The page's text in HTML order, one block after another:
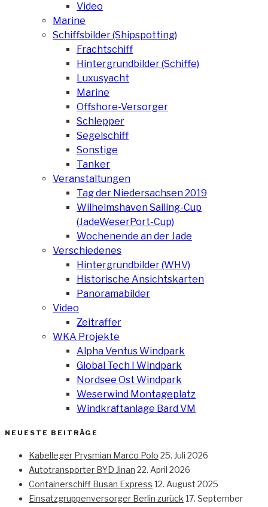
Video
Marine
Schiffsbilder (Shipspotting)
Frachtschiff
Hintergrundbilder (Schiffe)
Luxusyacht
Marine
Offshore-Versorger
Schlepper
Segelschiff
Sonstige
Tanker
Veranstaltungen
Tag der Niedersachsen 2019
Wilhelmshaven Sailing-Cup
(JadeWeserPort-Cup)
Wochenende an der Jade
Verschiedenes
Hintergrundbilder (WHV)
Historische Ansichtskarten
Panoramabilder
Video
Zeitraffer
WKA Projekte
Alpha Ventus Windpark
Global Tech I Windpark
Nordsee Ost Windpark
Weserwind Montageplatz
Windkraftanlage Bard VM
NEUESTE BEITRÄGE
Kabelleger Prysmian Marco Polo 25. Juli 2026
Autotransporter BYD Jinan 22. April 2026
Containerschiff Busan Express 12. August 2025
Einsatzgruppenversorger Berlin zurück 17. September